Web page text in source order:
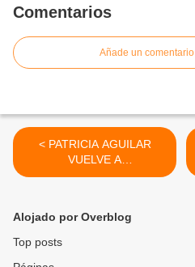
Comentarios
Añade un comentario
< PATRICIA AGUILAR
VUELVE A
ESPAÑA,DESPUES DE SU
PERU.
Alojado por Overblog
Top posts